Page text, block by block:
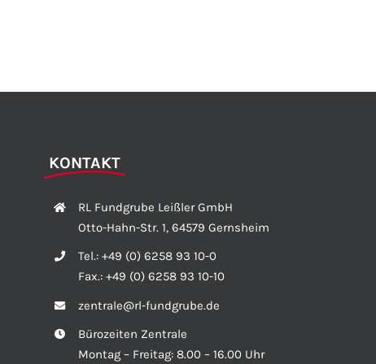
KONTAKT
RL Fundgrube Leißler GmbH
Otto-Hahn-Str. 1, 64579 Gernsheim
Tel.: +49 (0) 6258 93 10-0
Fax.: +49 (0) 6258 93 10-10
zentrale@rl-fundgrube.de
Bürozeiten Zentrale
Montag – Freitag: 8.00 – 16.00 Uhr